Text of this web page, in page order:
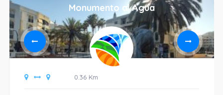
Monumento al Agua
0.36 Km